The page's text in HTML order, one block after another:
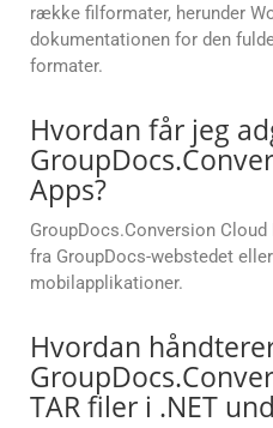
række filformater, herunder
dokumentationen for den
formater.
Hvordan får jeg
Apps?
GroupDocs.Conversion
fra GroupDocs-webstedet
mobilapplikationer.
Hvordan
TAR filer i .NET